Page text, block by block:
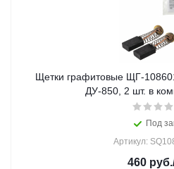
Щетки графитовые ЩГ-
ДУ-850, 2 шт. в
Под
Артикул:
460руб.